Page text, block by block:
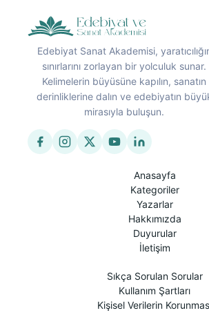
Edebiyat Sanat Akademisi,
sınırlarını zorlayan bir yolculuk sunar.
Kelimelerin büyüsüne kapılın, sanatın
derinliklerine dalın ve edebiyatın
mirasıyla buluşun.
Anasayfa
Kategoriler
Yazarlar
Hakkımızda
Duyurular
İletişim
Sıkça Sorulan Sorular
Kullanım Şartları
Kişisel Verilerin